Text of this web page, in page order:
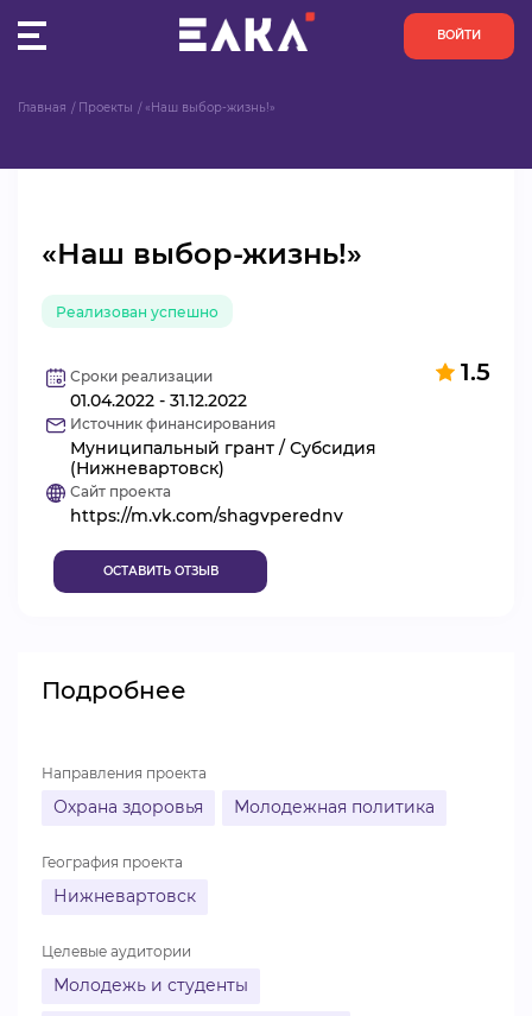
ВОЙТИ
ОРГАНИЗАЦИИ
АКТИВИСТЫ
ПРОЕКТЫ
АНАЛИТИКА
БАЗА ЗНАНИЙ
ВИДЕОКУРСЫ
Главная Проекты «Наш выбор-жизнь!»
«Наш выбор-жизнь!»
Реализован успешно
1.5
Сроки реализации
01.04.2022 - 31.12.2022
Источник финансирования
Муниципальный грант / Субсидия
(Нижневартовск)
Сайт проекта
https://m.vk.com/shagvperednv
ОСТАВИТЬ ОТЗЫВ
Подробнее
Направления проекта
Охрана здоровья Молодежная политика
География проекта
Нижневартовск
Целевые аудитории
Молодежь и студенты